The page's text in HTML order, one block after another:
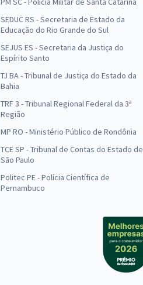
SEDUC RS - Secretaria de Estado da
Educação do Rio Grande do Sul
SEJUS ES - Secretaria da Justiça do
Espírito Santo
TJ BA - Tribunal de Justiça do Estado da
Bahia
TRF 3 - Tribunal Regional Federal da 3ª
Região
MP RO - Ministério Público de Rondônia
TCE SP - Tribunal de Contas do Estado de
São Paulo
Politec PE - Polícia Científica de
Pernambuco